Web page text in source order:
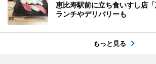
恵比寿駅前に立ち食いすし店
ランチやデリバリーも
もっと見る